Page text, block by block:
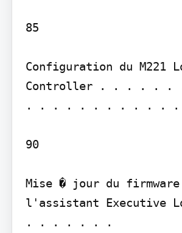
85
Configuration du M221
Controller . . . . .
. . . . . . . . . . . .
90
Mise � jour du firmware
l'assistant Executive
. . . . . . .